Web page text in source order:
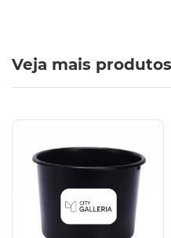
Veja mais